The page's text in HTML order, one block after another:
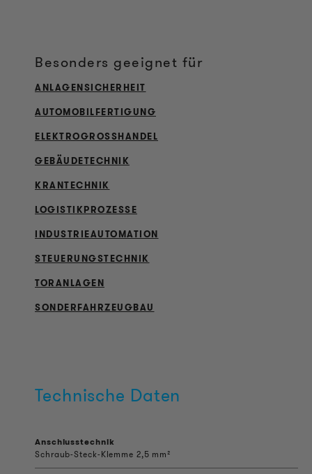
Besonders geeignet für
ANLAGENSICHERHEIT
AUTOMOBILFERTIGUNG
ELEKTROGROSSHANDEL
GEBÄUDETECHNIK
KRANTECHNIK
LOGISTIKPROZESSE
INDUSTRIEAUTOMATION
STEUERUNGSTECHNIK
TORANLAGEN
SONDERFAHRZEUGBAU
Technische Daten
Anschlusstechnik
Schraub-Steck-Klemme 2,5 mm²